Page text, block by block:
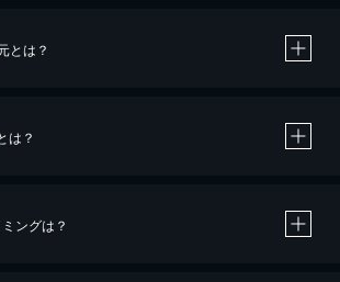
とは？
、クレジットカード決済による作品の購入 / レンタルです。
は？
ングは？